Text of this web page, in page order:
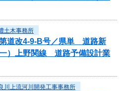
土木事務所
第道改4-9-B号／県単 道路新
）上野関線 道路予備設計業
川上流河川開発工事事務所